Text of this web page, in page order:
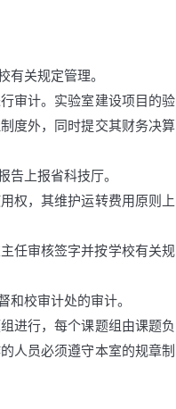
有关规定管理。
审计。实验室建设项目的验
度外，同时提交其财务决算
告上报省科技厅。
权，其维护运转费用原则上
任审核签字并按学校有关规
和校审计处的审计。
进行，每个课题组由课题负
人员必须遵守本室的规章制